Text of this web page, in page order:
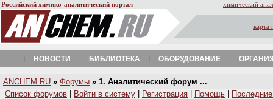
Российский химико-аналитический портал химический
карта
НОВОСТИ БИБЛИОТЕКА ОБОРУДОВАНИЕ
A NCHEM.RU » Форумы » 1. Аналитический форум ...
Список форумов
Войти в систему Регистрация Помощь